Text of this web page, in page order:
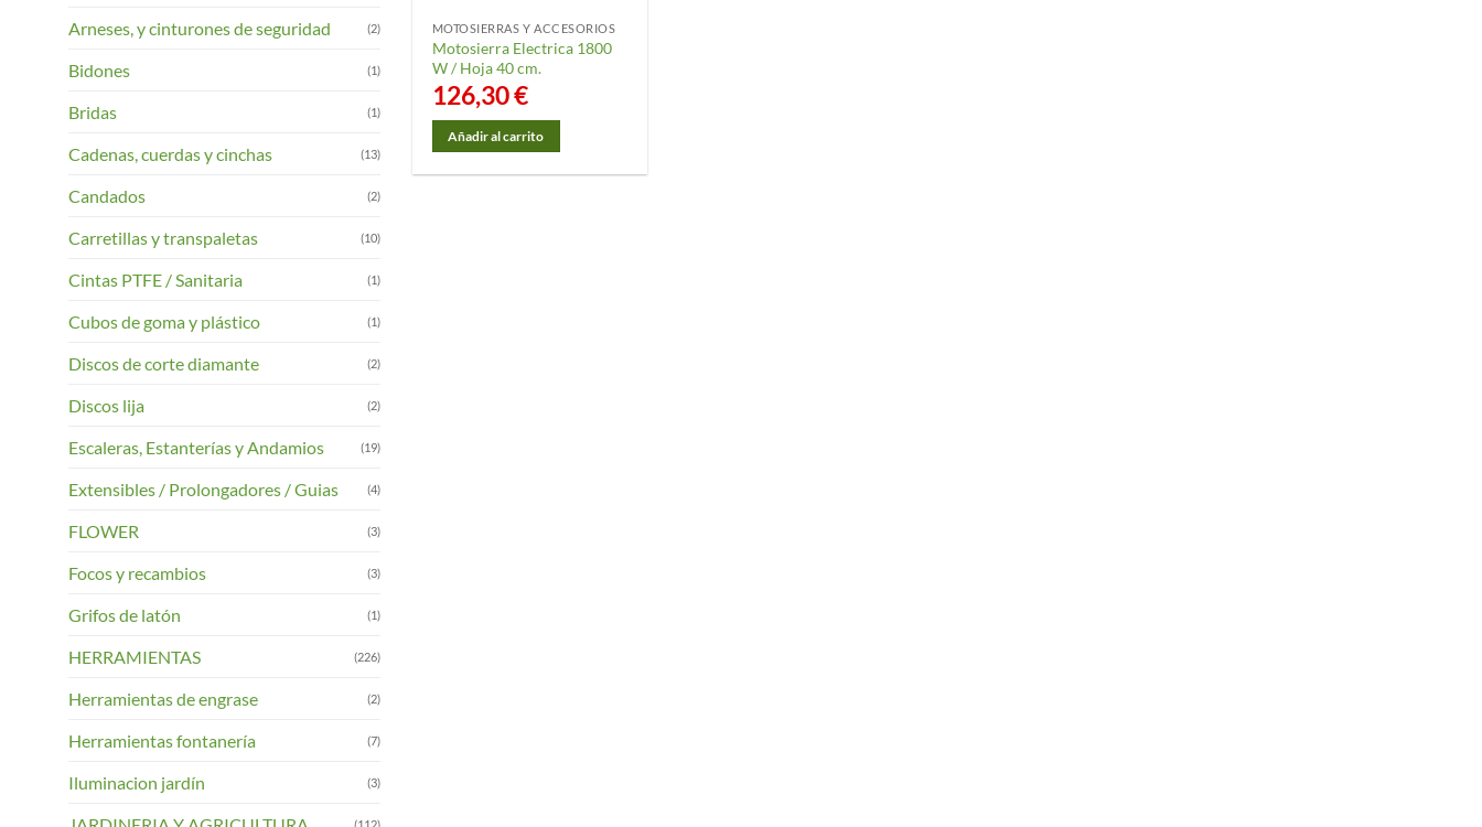
Arneses, y cinturones de seguridad (2)
Bidones (1)
Bridas (1)
Cadenas, cuerdas y cinchas (13)
Candados (2)
Carretillas y transpaletas (10)
Cintas PTFE / Sanitaria (1)
Cubos de goma y plástico (1)
Discos de corte diamante (2)
Discos lija (2)
Escaleras, Estanterías y Andamios (19)
Extensibles / Prolongadores / Guias (4)
FLOWER (3)
Focos y recambios (3)
Grifos de latón (1)
HERRAMIENTAS (226)
Herramientas de engrase (2)
Herramientas fontanería (7)
Iluminacion jardín (3)
MOTOSIERRAS Y ACCESORIOS
Motosierra Electrica 1800
W / Hoja 40 cm.
126,30€
Añadir al carrito